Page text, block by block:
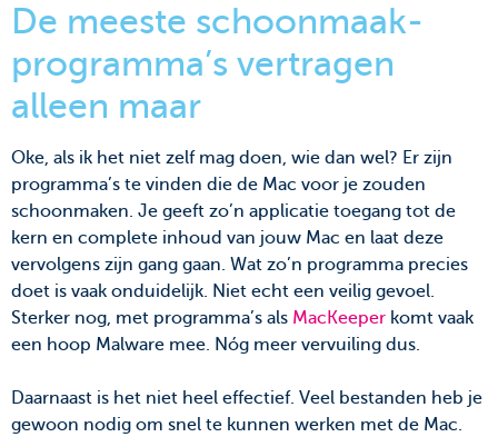
De meeste schoonmaak-
programma’s vertragen
alleen maar
Oke, als ik het niet zelf mag doen, wie dan wel? Er zijn
programma’s te vinden die de Mac voor je zouden
schoonmaken. Je geeft zo’n applicatie toegang tot de
kern en complete inhoud van jouw Mac en laat deze
vervolgens zijn gang gaan. Wat zo’n programma precies
doet is vaak onduidelijk. Niet echt een veilig gevoel.
Sterker nog, met programma’s als MacKeeper komt vaak
een hoop Malware mee. Nóg meer vervuiling dus.
Daarnaast is het niet heel effectief. Veel bestanden heb je
gewoon nodig om snel te kunnen werken met de Mac.